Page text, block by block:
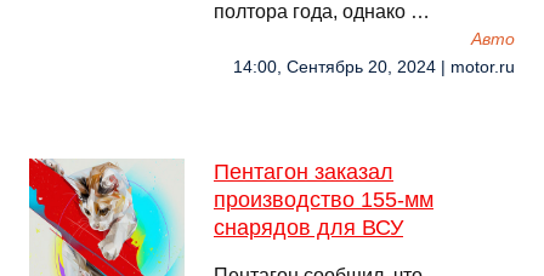
полтора года, однако …
Авто
14:00, Сентябрь 20, 2024 | motor.ru
Пентагон заказал
производство 155-мм
снарядов для ВСУ